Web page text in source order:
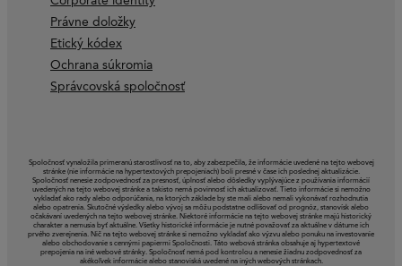
Právne doložky
Etický kódex
Ochrana súkromia
Správcovská spoločnosť
Spoločnosť vynaložila primeranú starostlivosť na to, aby zabezpečila, že informácie uvedené na tejto webovej
stránke (nie informácie na hypertextových prepojeniach) boli presné v čase ich poslednej aktualizácie.
Spoločnosť nenesie zodpovednosť za presnosť, úplnosť alebo dôsledky vyplývajúce z používania informácií
uvedených na tejto webovej stránke a takisto nemá povinnosť ich aktualizovať. Tieto informácie si nemožno
vykladať ako rady alebo odporúčania, na ktorých základe by ste mali alebo nemali vykonávať rozhodnutia
alebo opatrenia. Skutočné výsledky alebo vývoj sa môžu podstatne odlišovať od prognóz, stanovísk alebo
očakávaní uvedených na tejto webovej stránke. Niektoré informácie na tejto webovej stránke majú historický
charakter a nemusia byť aktuálne. Všetky historické informácie je nutné považovať za aktuálne v dátume ich
prvého zverejnenia. Nič na tejto webovej stránke si nemožno vykladať ako výzvu alebo ponuku na investovanie
alebo obchodovanie s cennými papiermi Spoločnosti. Táto webová stránka obsahuje aj hypertextové
prepojenia na iné webové stránky. Spoločnosť nemá pod kontrolou a nenesie žiadnu zodpovednosť za
akékoľvek informácie alebo stanoviská uvedené na iných webových stránkach.